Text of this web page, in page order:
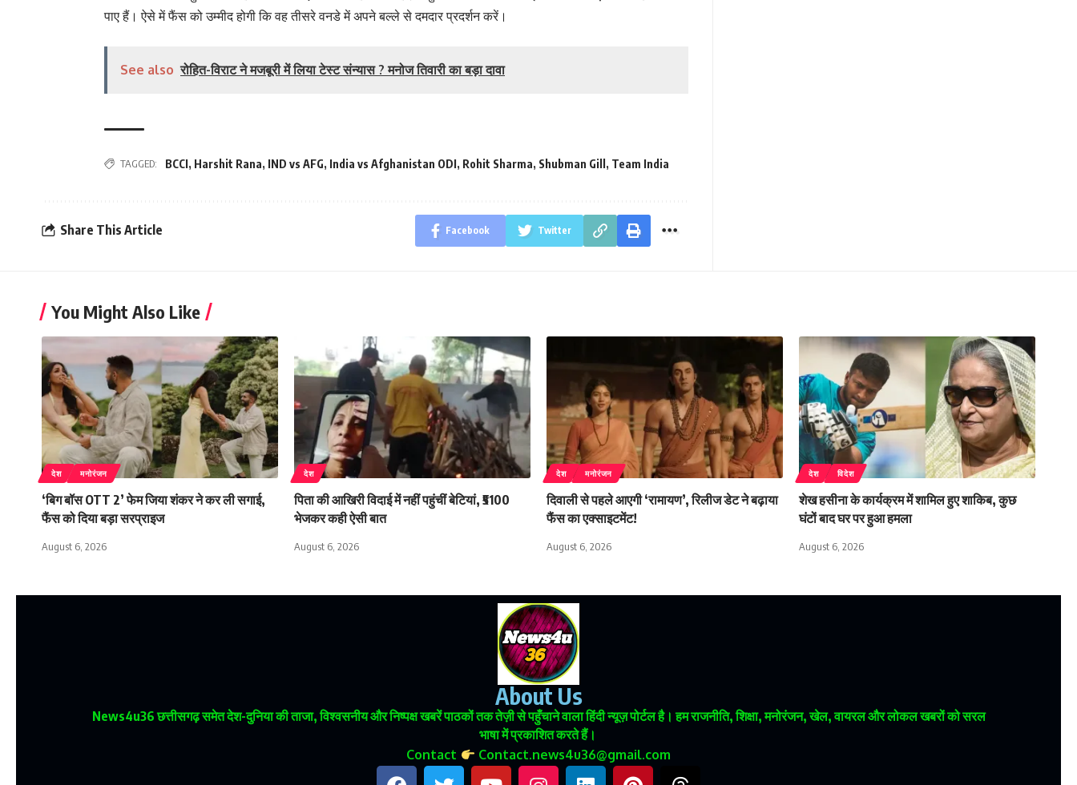
पाए हैं। ऐसे में फैंस को उम्मीद होगी कि वह तीसरे वनडे में अपने बल्ले से दमदार प्रदर्शन करें।
See also रोहित-विराट ने मजबूरी में लिया टेस्ट संन्यास ? मनोज तिवारी का बड़ा दावा
TAGGED: BCCI, Harshit Rana, IND vs AFG, India vs Afghanistan ODI, Rohit Sharma, Shubman Gill , Team India
Share This Article Facebook Twitter
You Might Also Like
देश मनोरंजन
‘बिग बॉस OTT 2’ फेम जिया शंकर ने कर ली सगाई,
फैंस को दिया बड़ा सरप्राइज
August 6, 2026
देश
पिता की आखिरी विदाई में नहीं पहुंचीं बेटियां, ₹5100
भेजकर कही ऐसी बात
August 6, 2026
देश मनोरंजन
दिवाली से पहले आएगी ‘रामायण’, रिलीज डेट ने बढ़ाया
फैंस का एक्साइटमेंट!
August 6, 2026
देश विदेश
शेख हसीना के कार्यक्रम में शामिल हुए शाकिब, कुछ
घंटों बाद घर पर हुआ हमला
August 6, 2026
About Us
News4u36छत्तीसगढ़ समेत देश-दुनिया की ताजा, विश्वसनीय और निष्पक्ष खबरें पाठकों तक तेज़ी से पहुँचाने वाला हिंदी न्यूज़ पोर्टल है। हम राजनीति, शिक्षा, मनोरंजन, खेल, वायरल और लोकल खबरों को सरल
भाषा में प्रकाशित करते हैं।
Contact
Contact.news4u36@gmail.com